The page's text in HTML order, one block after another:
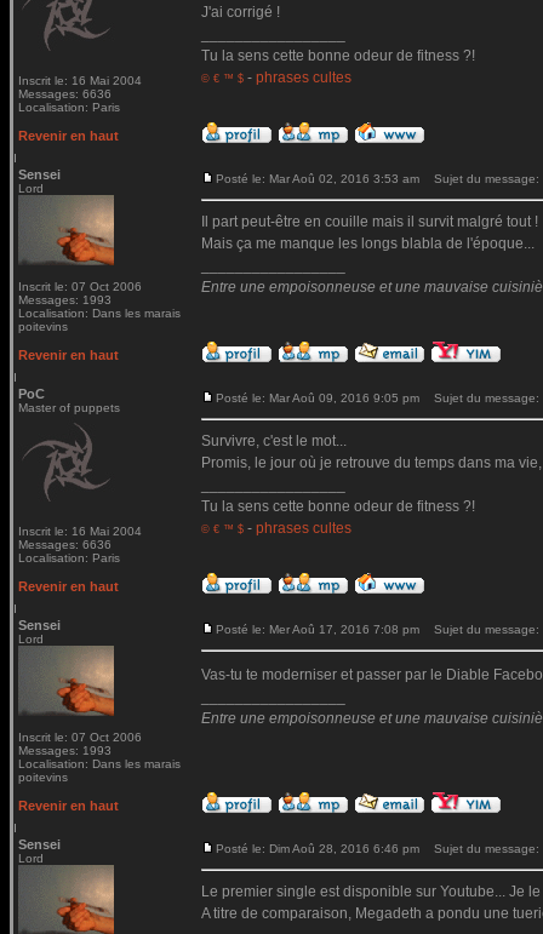
Inscrit le: 16 Mai 2004
Messages: 6636
Localisation: Paris
J'ai corrigé !
Tu la sens cette bonne odeur de fitness ?!
© € ™ $ - phrases cultes
Revenir en haut
Sensei
Lord
Inscrit le: 07 Oct 2006
Messages: 1993
Localisation: Dans les marais
poitevins
Posté le: Mar Aoû 02, 2016 3:53 am Sujet du message:
Il part peut-être en couille mais il survit malgré tout !
Mais ça me manque les longs blabla de l'époque...
Entre une empoisonneuse et une mauvaise
Revenir en haut
PoC
Master of puppets
Inscrit le: 16 Mai 2004
Messages: 6636
Localisation: Paris
Posté le: Mar Aoû 09, 2016 9:05 pm Sujet du message:
Survivre, c'est le mot...
Promis, le jour où je retrouve du temps dans ma
Tu la sens cette bonne odeur de fitness ?!
© € ™ $ - phrases cultes
Revenir en haut
Sensei
Lord
Inscrit le: 07 Oct 2006
Messages: 1993
Localisation: Dans les marais
poitevins
Posté le: Mer Aoû 17, 2016 7:08 pm Sujet du message:
Vas-tu te moderniser et passer par le Diable
Entre une empoisonneuse et une mauvaise
Revenir en haut
Sensei
Lord
Posté le: Dim Aoû 28, 2016 6:46 pm Sujet du message:
Le premier single est disponible sur Youtube... Je
A titre de comparaison, Megadeth a pondu une